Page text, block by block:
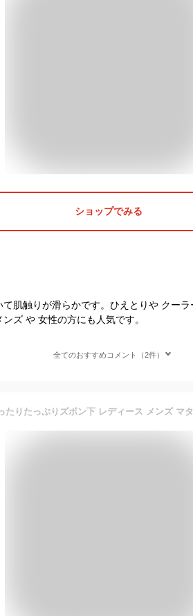
ショップでみる
肌触りが滑らかです。ひえとりや クー
ズ や 女性の方にも人気です。
全てのおすすめコメント（2件）